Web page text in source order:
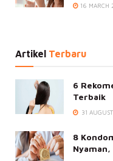
16 MARCH
Artikel Terbaru
6
Terbaik
31
8
Nyaman,